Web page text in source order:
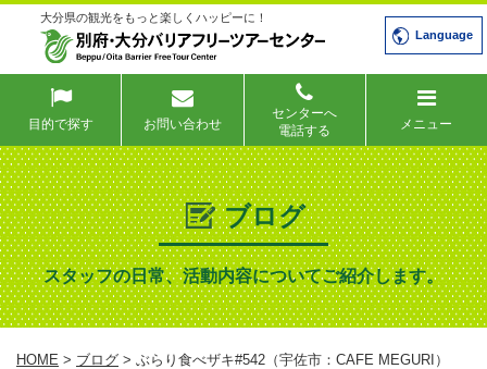
大分県の観光をもっと楽しくハッピーに！
Language
目的で探す お問い合わせ
センターへ
電話する
メニュー
ブログ
スタッフの日常、活動内容についてご紹介します。
HOME > ブログ > ぶらり食べザキ#542（宇佐市：CAFE MEGURI）